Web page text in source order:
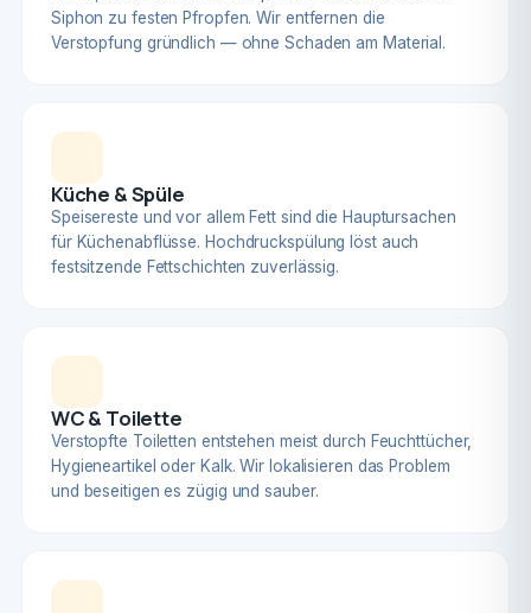
Siphon zu festen Pfropfen. Wir entfernen die
Verstopfung gründlich — ohne Schaden am Material.
Küche & Spüle
Speisereste und vor allem Fett sind die Hauptursachen
für Küchenabflüsse. Hochdruckspülung löst auch
festsitzende Fettschichten zuverlässig.
WC & Toilette
Verstopfte Toiletten entstehen meist durch Feuchttücher,
Hygieneartikel oder Kalk. Wir lokalisieren das Problem
und beseitigen es zügig und sauber.